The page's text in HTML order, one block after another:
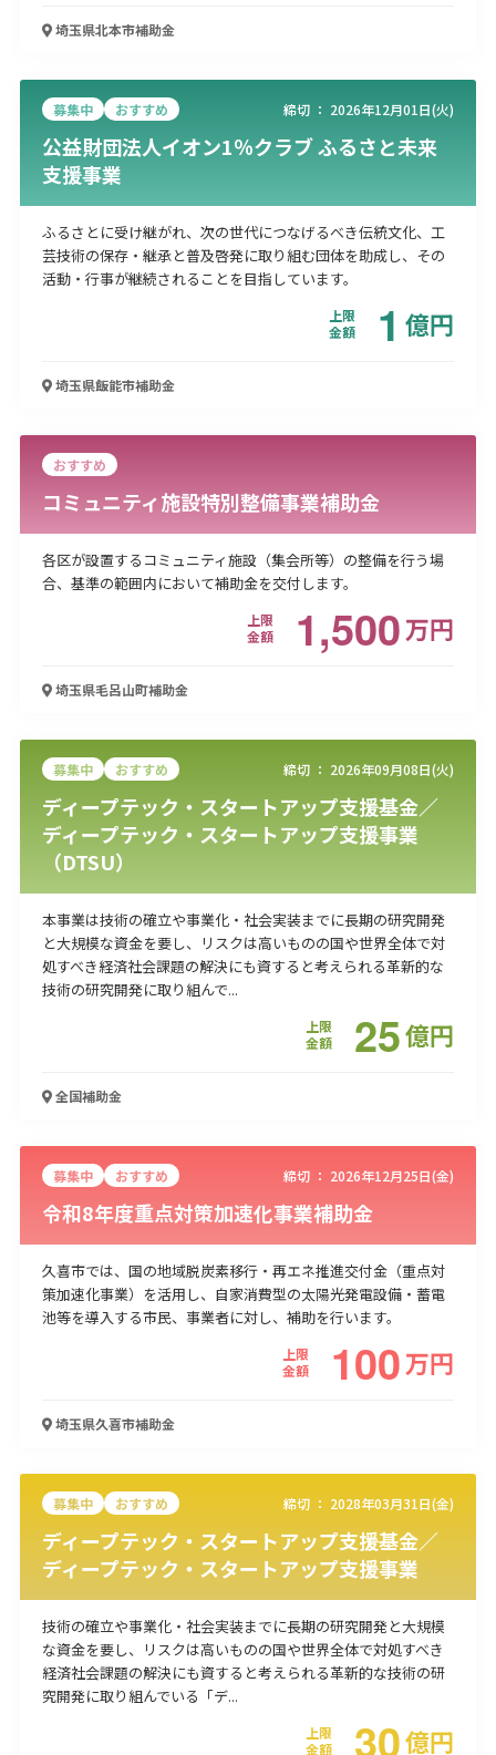
埼玉県北本市補助金
募集中 おすすめ 締切 ： 2026年12月01日(火)
公益財団法人イオン1％クラブ ふるさと未来
支援事業
ふるさとに受け継がれ、次の世代につなげるべき伝統文化、工
芸技術の保存・継承と普及啓発に取り組む団体を助成し、その
活動・行事が継続されることを目指しています。
上限
金額
1 億円
埼玉県飯能市補助金
おすすめ
コミュニティ施設特別整備事業補助金
各区が設置するコミュニティ施設（集会所等）の整備を行う場
合、基準の範囲内において補助金を交付します。
上限
金額
1,500万円
埼玉県毛呂山町補助金
募集中 おすすめ 締切 ： 2026年09月08日(火)
ディープテック・スタートアップ支援基金／
ディープテック・スタートアップ支援事業
（DTSU）
本事業は技術の確立や事業化・社会実装までに長期の研究開発
と大規模な資金を要し、リスクは高いものの国や世界全体で対
処すべき経済社会課題の解決にも資すると考えられる革新的な
技術の研究開発に取り組んで...
上限
金額
25億円
全国補助金
募集中 おすすめ 締切 ： 2026年12月25日(金)
令和8年度重点対策加速化事業補助金
久喜市では、国の地域脱炭素移行・再エネ推進交付金（重点対
策加速化事業）を活用し、自家消費型の太陽光発電設備・蓄電
池等を導入する市民、事業者に対し、補助を行います。
上限
金額
100万円
埼玉県久喜市補助金
募集中 おすすめ 締切 ： 2028年03月31日(金)
ディープテック・スタートアップ支援基金／
ディープテック・スタートアップ支援事業
技術の確立や事業化・社会実装までに長期の研究開発と大規模
な資金を要し、リスクは高いものの国や世界全体で対処すべき
経済社会課題の解決にも資すると考えられる革新的な技術の研
究開発に取り組んでいる「デ...
上限
金額
30億円